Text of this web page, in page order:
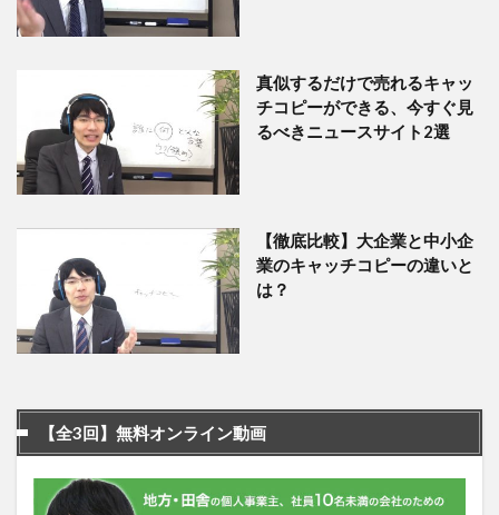
真似するだけで売れるキャッ
チコピーができる、今すぐ見
るべきニュースサイト2選
【徹底比較】大企業と中小企
業のキャッチコピーの違いと
は？
【全3回】無料オンライン動画